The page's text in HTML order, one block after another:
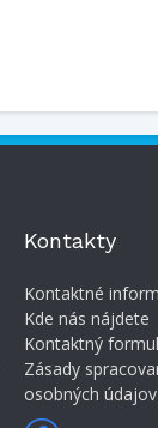
Kontakty
Kontaktné
Kde nás nájdete
Kontaktný
Zásady
osobných údajov